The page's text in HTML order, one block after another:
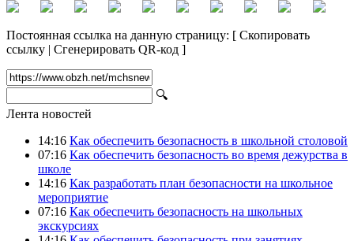
Постоянная ссылка на данную страницу: [ Скопировать
ссылку | Сгенерировать QR-код ]
🔍
Лента новостей
14:16 Как обеспечить безопасность в школьной столовой
07:16 Как обеспечить безопасность во время дежурства в
школе
14:16 Как разработать план безопасности на школьное
мероприятие
07:16 Как обеспечить безопасность на школьных
экскурсиях